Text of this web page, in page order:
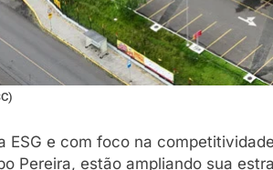
ESG e com foco na
Pereira, estão ampliando sua